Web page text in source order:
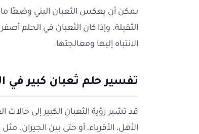
يمكن أن يعكس الثعبان البني وضعًا ماليًا
الثقيلة. وإذا كان الثعبان في الحلم
الانتباه إليها ومعالجتها.
تفسير حلم ثعبان كبير في
قد تشير رؤية الثعبان الكبير إلى حالات
الأهل، الأقرباء، أو حتى بين